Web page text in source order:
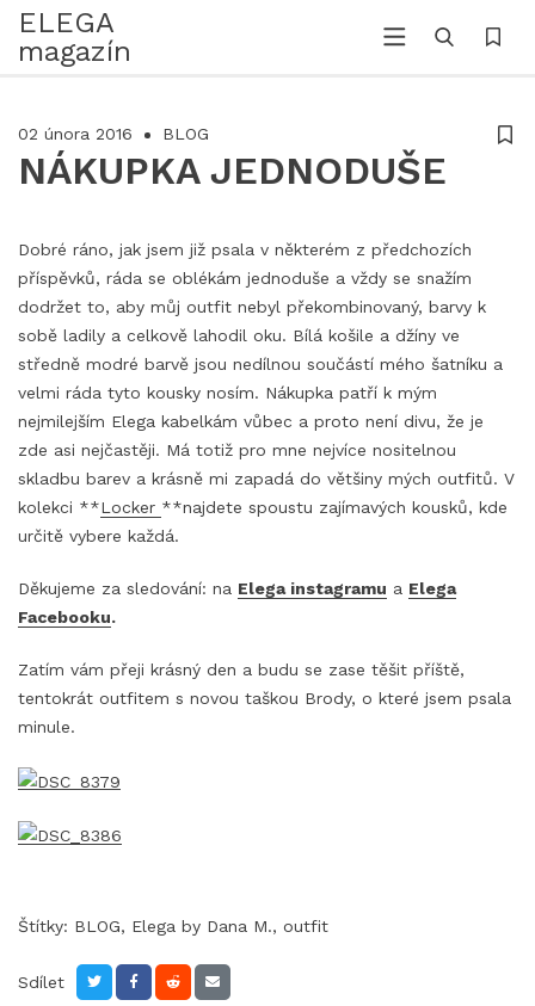
ELEGA
magazín
02 února 2016 BLOG
NÁKUPKA JEDNODUŠE
Dobré ráno, jak jsem již psala v některém z předchozích
příspěvků, ráda se oblékám jednoduše a vždy se snažím
dodržet to, aby můj outfit nebyl překombinovaný, barvy k
sobě ladily a celkově lahodil oku. Bílá košile a džíny ve
středně modré barvě jsou nedílnou součástí mého šatníku a
velmi ráda tyto kousky nosím. Nákupka patří k mým
nejmilejším Elega kabelkám vůbec a proto není divu, že je
zde asi nejčastěji. Má totiž pro mne nejvíce nositelnou
skladbu barev a krásně mi zapadá do většiny mých outfitů. V
kolekci **Locker **najdete spoustu zajímavých kousků, kde
určitě vybere každá.
Děkujeme za sledování: na Elega instagramu a Elega
Facebooku.
Zatím vám přeji krásný den a budu se zase těšit příště,
tentokrát outfitem s novou taškou Brody, o které jsem psala
minule.
Štítky: BLOG, Elega by Dana M., outfit
Sdílet